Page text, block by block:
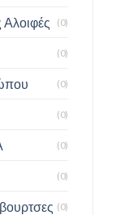
(0)
(0)
(0)
(0)
(0)
(0)
(0)
ΓΛΥΚΊΣΜΑΤΑ